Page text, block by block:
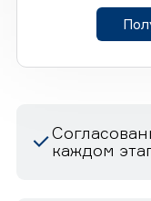
каждом